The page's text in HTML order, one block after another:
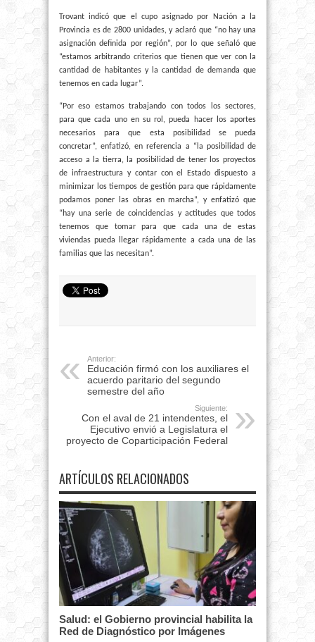
Trovant indicó que el cupo asignado por Nación a la
Provincia es de 2800 unidades, y aclaró que “no hay una
asignación definida por región”, por lo que señaló que
“estamos arbitrando criterios que tienen que ver con la
cantidad de habitantes y la cantidad de demanda que
tenemos en cada lugar”.
“Por eso estamos trabajando con todos los sectores,
para que cada uno en su rol, pueda hacer los aportes
necesarios para que esta posibilidad se pueda
concretar”, enfatizó, en referencia a “la posibilidad de
acceso a la tierra, la posibilidad de tener los proyectos
de infraestructura y contar con el Estado dispuesto a
minimizar los tiempos de gestión para que rápidamente
podamos poner las obras en marcha”, y enfatizó que
“hay una serie de coincidencias y actitudes que todos
tenemos que tomar para que cada una de estas
viviendas pueda llegar rápidamente a cada una de las
familias que las necesitan”.
Anterior:
Educación firmó con los auxiliares el
acuerdo paritario del segundo
semestre del año
Siguiente:
Con el aval de 21 intendentes, el
Ejecutivo envió a Legislatura el
proyecto de Coparticipación Federal
ARTÍCULOS RELACIONADOS
Salud: el Gobierno provincial habilita la
Red de Diagnóstico por Imágenes